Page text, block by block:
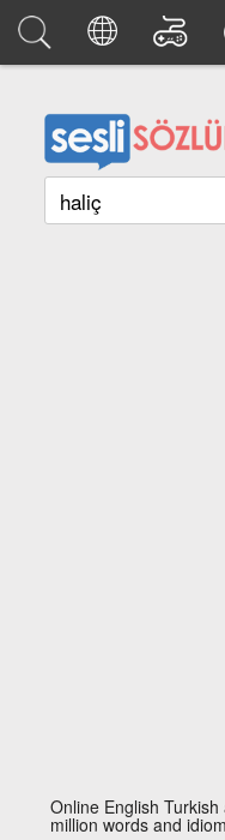
Online English
million words and